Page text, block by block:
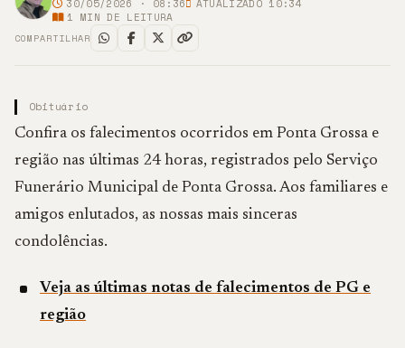
30/05/2026 · 08:36
ATUALIZADO 10:34
1 MIN DE LEITURA
COMPARTILHAR
Obituário
Confira os falecimentos ocorridos em Ponta Grossa e
região nas últimas 24 horas, registrados pelo Serviço
Funerário Municipal de Ponta Grossa. Aos familiares e
amigos enlutados, as nossas mais sinceras
condolências.
Veja as últimas notas de falecimentos de PG e
região